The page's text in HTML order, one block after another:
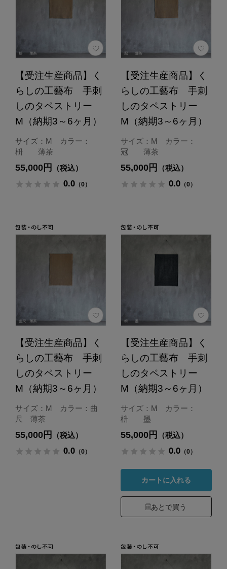
【受注生産商品】く
らしの工藝布 手刺
しのタペストリー
M（納期3～6ヶ月）
サイズ：M カラー：
枡 薄茶
55,000円 （税込）
0.0（0）
【受注生産商品】く
らしの工藝布 手刺
しのタペストリー
M（納期3～6ヶ月）
サイズ：M カラー：
冠 薄茶
55,000円 （税込）
0.0（0）
【受注生産商品】く
らしの工藝布 手刺
しのタペストリー
M（納期3～6ヶ月）
サイズ：M カラー：曲
尺 薄茶
55,000円 （税込）
0.0（0）
【受注生産商品】く
らしの工藝布 手刺
しのタペストリー
M（納期3～6ヶ月）
サイズ：M カラー：
枡 墨
55,000円 （税込）
0.0（0）
カートに入れる
あとで買う